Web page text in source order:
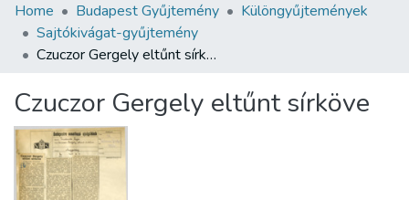
Communities & Collections
All of DSpace
About us
Home Budapest Gyűjtemény
Különgyűjtemények
Sajtókivágat-gyűjtemény
Czuczor Gergely eltűnt sírköve
Czuczor Gergely eltűnt sírköve